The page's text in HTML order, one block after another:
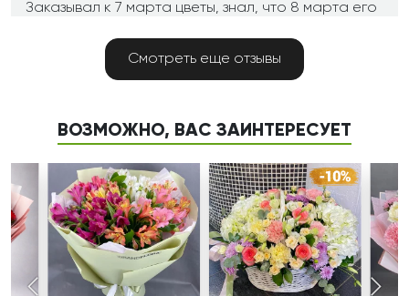
Заказывал к 7 марта цветы, знал, что 8 марта его
прошло. Спасибо
волшебное сочетание цветов и все они свежие,
нежные, упаковка отличная! Очень понравилась
эта доставка.
03.05.2025
Новороссийск г.
Смотреть еще отзывы
ВОЗМОЖНО, ВАС ЗАИНТЕРЕСУЕТ